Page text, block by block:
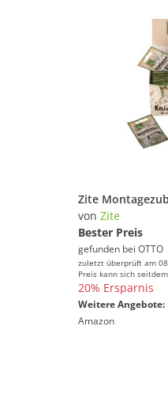
von Zite
Bester Preis
gefunden bei OTTO
zuletzt überprüft am
Preis kann sich
20% Ersparnis
Weitere Angebote:
Amazon